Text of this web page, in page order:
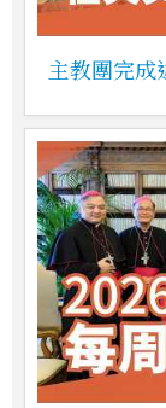
主教團完成